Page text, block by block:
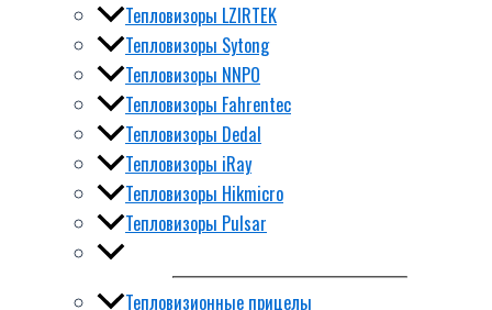
Тепловизоры LZIRTEK
Тепловизоры Sytong
Тепловизоры NNPO
Тепловизоры Fahrentec
Тепловизоры Dedal
Тепловизоры iRay
Тепловизоры Hikmicro
Тепловизоры Pulsar
Тепловизионные прицелы